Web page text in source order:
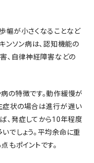
幅が小さくなることなど
ンソン病は、認知機能の
、自律神経障害などの
の特徴です。動作緩慢が
症状の場合は進行が遅い
、発症してから10年程度
でしょう。平均余命に重
もポイントです。